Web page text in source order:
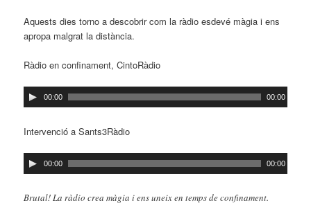
Aquests dies torno a descobrir com la ràdio esdevé màgia i ens
apropa malgrat la distància.
Ràdio en confinament, CintoRàdio
Reproductor
d'àudio
00:00 00:00
Intervenció a Sants3Ràdio
Reproductor
d'àudio
00:00 00:00
Brutal! La ràdio crea màgia i ens uneix en temps de confinament.